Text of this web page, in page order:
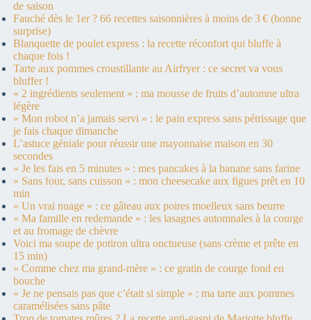
de saison
Fauché dès le 1er ? 66 recettes saisonnières à moins de 3 € (bonne
surprise)
Blanquette de poulet express : la recette réconfort qui bluffe à
chaque fois !
Tarte aux pommes croustillante au Airfryer : ce secret va vous
bluffer !
« 2 ingrédients seulement » : ma mousse de fruits d’automne ultra
légère
« Mon robot n’a jamais servi » : le pain express sans pétrissage que
je fais chaque dimanche
L’astuce géniale pour réussir une mayonnaise maison en 30
secondes
« Je les fais en 5 minutes » : mes pancakes à la banane sans farine
« Sans four, sans cuisson » : mon cheesecake aux figues prêt en 10
min
« Un vrai nuage » : ce gâteau aux poires moelleux sans beurre
« Ma famille en redemande » : les lasagnes automnales à la courge
et au fromage de chèvre
Voici ma soupe de potiron ultra onctueuse (sans crème et prête en
15 min)
« Comme chez ma grand-mère » : ce gratin de courge fond en
bouche
« Je ne pensais pas que c’était si simple » : ma tarte aux pommes
caramélisées sans pâte